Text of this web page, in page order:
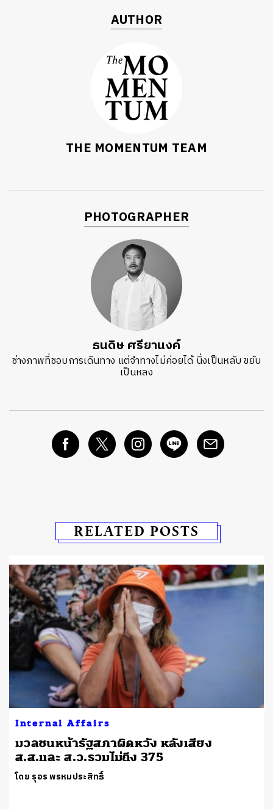
AUTHOR
THE MOMENTUM TEAM
PHOTOGRAPHER
ธนดิษ​ ศรี​ยา​นงค์​
ช่างภาพที่ชอบการเดินทาง แต่จำทางไม่ค่อยได้ นิ่งเป็นหลับ ขยับ
เป็นหลง
RELATED POSTS
Internal Affairs
มวลชนหน้ารัฐสภาผิดหวัง หลังเสียง
ส.ส.และ ส.ว.รวมไม่ถึง 375
โดย รุอร พรหมประสิทธิ์